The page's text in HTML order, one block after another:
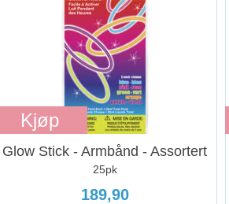
Kjøp
Glow Stick - Armbånd - Assortert
25pk
189,90